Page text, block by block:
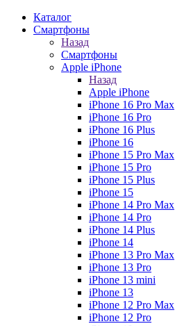
Каталог
Смартфоны
Назад
Смартфоны
Apple iPhone
Назад
Apple iPhone
iPhone 16 Pro Max
iPhone 16 Pro
iPhone 16 Plus
iPhone 16
iPhone 15 Pro Max
iPhone 15 Pro
iPhone 15 Plus
iPhone 15
iPhone 14 Pro Max
iPhone 14 Pro
iPhone 14 Plus
iPhone 14
iPhone 13 Pro Max
iPhone 13 Pro
iPhone 13 mini
iPhone 13
iPhone 12 Pro Max
iPhone 12 Pro